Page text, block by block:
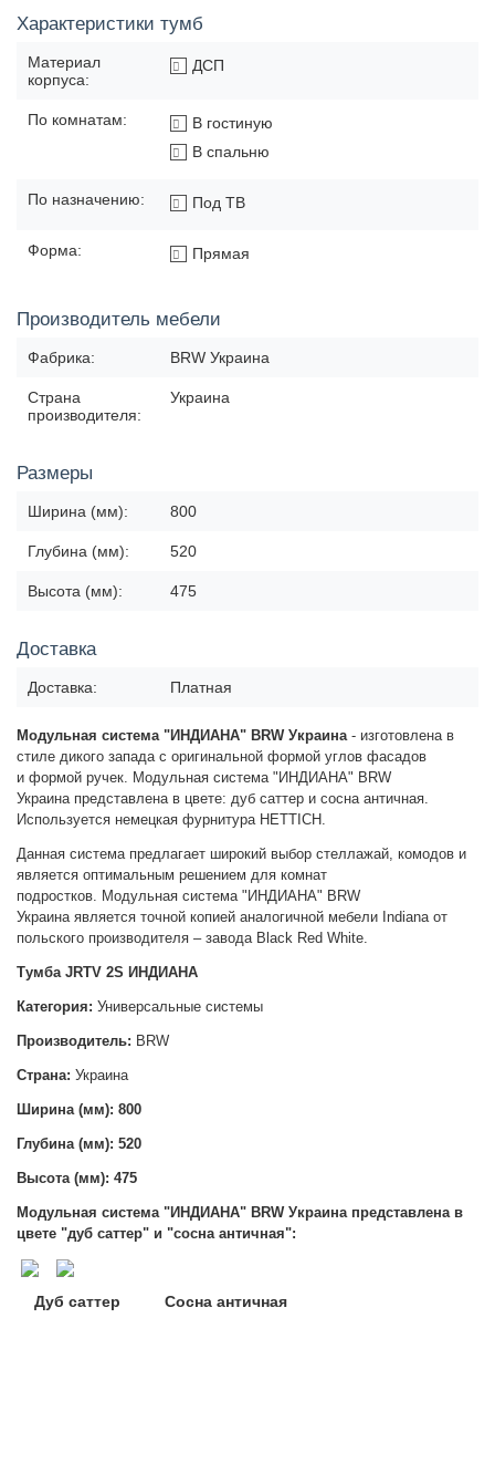
Характеристики тумб
Материал
корпуса:
ДСП
По комнатам:
В гостиную
В спальню
По назначению: Под ТВ
Форма: Прямая
Производитель мебели
Фабрика: BRW Украина
Страна
производителя:
Украина
Размеры
Ширина (мм): 800
Глубина (мм): 520
Высота (мм): 475
Доставка
Доставка: Платная
Модульная система "ИНДИАНА" BRW Украина- изготовлена в
стиле дикого запада с оригинальной формой углов фасадов
и формой ручек. Модульная система "ИНДИАНА" BRW
Украина представлена в цвете: дуб саттер и сосна античная.
Используется немецкая фурнитура HETTICH.
Данная система предлагает широкий выбор стеллажай, комодов и
является оптимальным решением для комнат
подростков. Модульная система "ИНДИАНА" BRW
Украинаявляется точной копией аналогичной мебели Indiana от
польского производителя – завода Black Red White.
Тумба JRTV 2S ИНДИАНА
Категория: Универсальные системы
Производитель: BRW
Страна: Украина
Ширина (мм): 800
Глубина (мм): 520
Высота (мм): 475
Модульная система "ИНДИАНА" BRW Украина представлена в
цвете "дуб саттер" и "сосна античная":
Дуб саттер Сосна античная